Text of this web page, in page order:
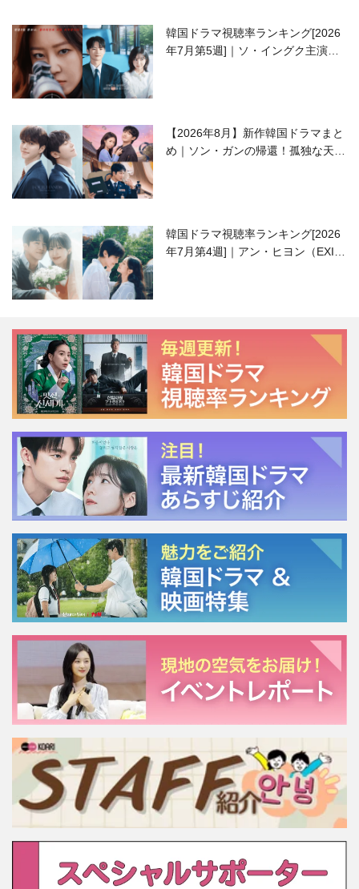
韓国ドラマ視聴率ランキング[2026
年7月第5週]｜ソ・イングク主演の
【2026年8月】新作韓国ドラマまと
め｜ソン・ガンの帰還！孤独な天才
韓国ドラマ視聴率ランキング[2026
年7月第4週]｜アン・ヒヨン（EXID